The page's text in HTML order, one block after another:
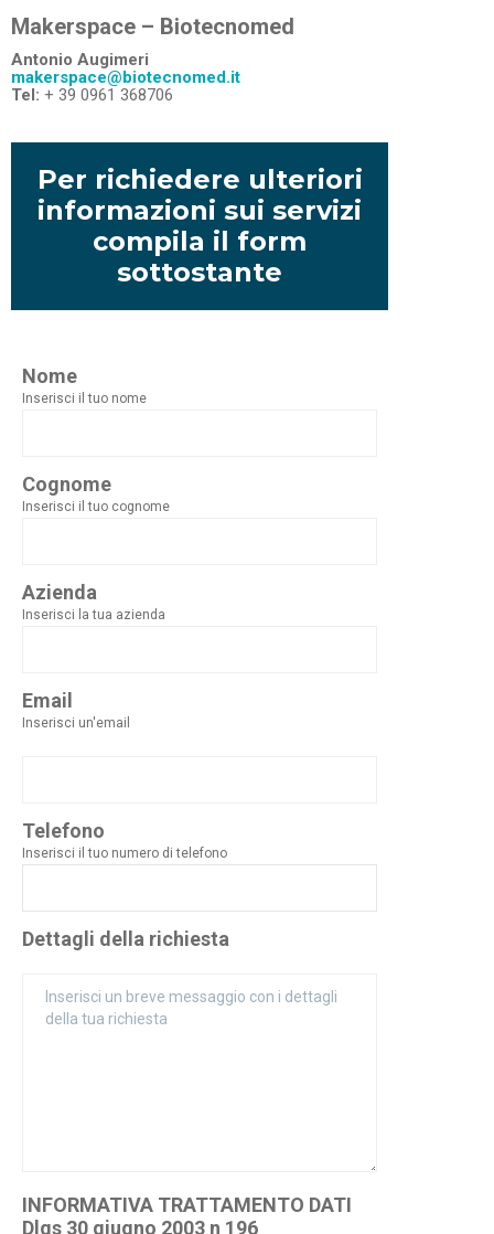
Makerspace – Biotecnomed
Antonio Augimeri
makerspace@biotecnomed.it
Tel: + 39 0961 368706
Per richiedere ulteriori
informazioni sui servizi
compila il form
sottostante
Nome
Inserisci il tuo nome
Cognome
Inserisci il tuo cognome
Azienda
Inserisci la tua azienda
Email
Inserisci un'email
Telefono
Inserisci il tuo numero di telefono
Dettagli della richiesta
INFORMATIVA TRATTAMENTO DATI
Dlgs 30 giugno 2003 n 196